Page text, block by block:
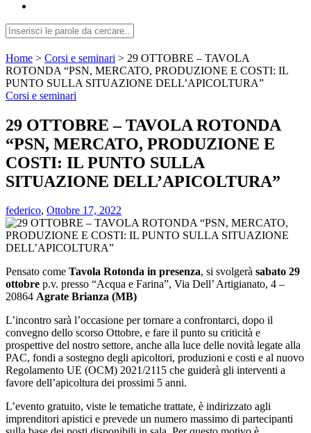
Home > Corsi e seminari > 29 OTTOBRE – TAVOLA
ROTONDA “PSN, MERCATO, PRODUZIONE E COSTI: IL
PUNTO SULLA SITUAZIONE DELL’APICOLTURA”
Corsi e seminari
29 OTTOBRE – TAVOLA ROTONDA
“PSN, MERCATO, PRODUZIONE E
COSTI: IL PUNTO SULLA
SITUAZIONE DELL’APICOLTURA”
federico, Ottobre 17, 2022
Pensato come Tavola Rotonda in presenza, si svolgerà sabato 29
ottobre p.v. presso “Acqua e Farina”, Via Dell’ Artigianato, 4 –
20864 Agrate Brianza (MB)
L’incontro sarà l’occasione per tornare a confrontarci, dopo il
convegno dello scorso Ottobre, e fare il punto su criticità e
prospettive del nostro settore, anche alla luce delle novità legate alla
PAC, fondi a sostegno degli apicoltori, produzioni e costi e al nuovo
Regolamento UE (OCM) 2021/2115 che guiderà gli interventi a
favore dell’apicoltura dei prossimi 5 anni.
L’evento gratuito, viste le tematiche trattate, è indirizzato agli
imprenditori apistici e prevede un numero massimo di partecipanti